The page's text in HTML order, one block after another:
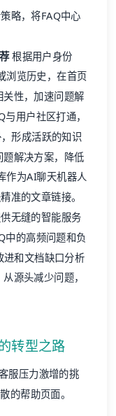
略，将FAQ中心
根据用户身份
浏览历史，在首页
性，加速问题解
与用户社区打通，
形成活跃的知识
解决方案，降低
作为AI聊天机器人
准的文章链接。
无缝的智能服务
中的高频问题和负
进和文档缺口分析
源头减少问题，
转型之路
服压力激增的挑
的帮助页面。